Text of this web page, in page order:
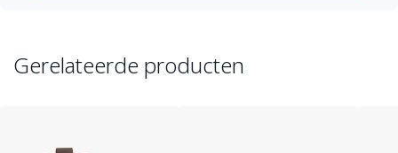
Gerelateerde producten